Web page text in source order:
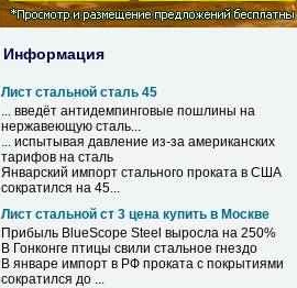
Информация
Лист стальной сталь 45
... введёт антидемпинговые пошлины на
нержавеющую сталь...
... испытывая давление из-за американских
тарифов на сталь
Январский импорт стального проката в США
сократился на 45...
Лист стальной ст 3 цена купить в Москве
Прибыль BlueScope Steel выросла на 250%
В Гонконге птицы свили стальное гнездо
В январе импорт в РФ проката с покрытиями
сократился до ...